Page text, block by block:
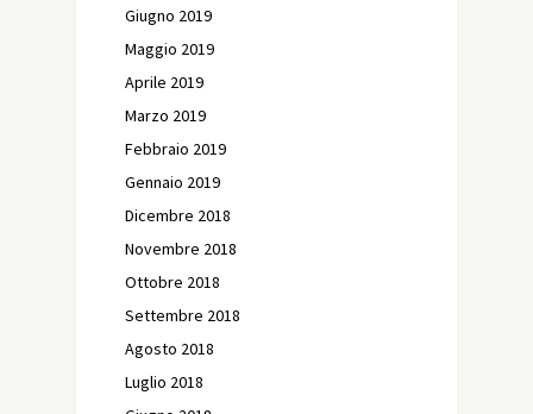
Giugno 2019
Maggio 2019
Aprile 2019
Marzo 2019
Febbraio 2019
Gennaio 2019
Dicembre 2018
Novembre 2018
Ottobre 2018
Settembre 2018
Agosto 2018
Luglio 2018